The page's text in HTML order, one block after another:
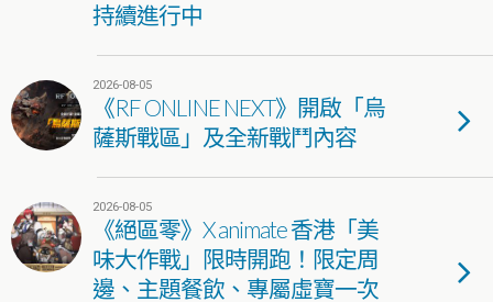
持續進行中
2026-08-05
《RF ONLINE NEXT》開啟「烏
薩斯戰區」及全新戰鬥內容
2026-08-05
《絕區零》X animate 香港「美
味大作戰」限時開跑！限定周
邊、主題餐飲、專屬虛寶一次